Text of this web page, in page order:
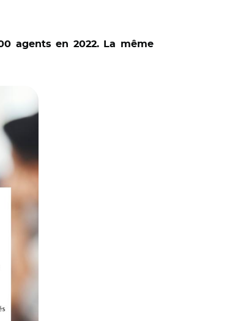
agents en 2022. La même